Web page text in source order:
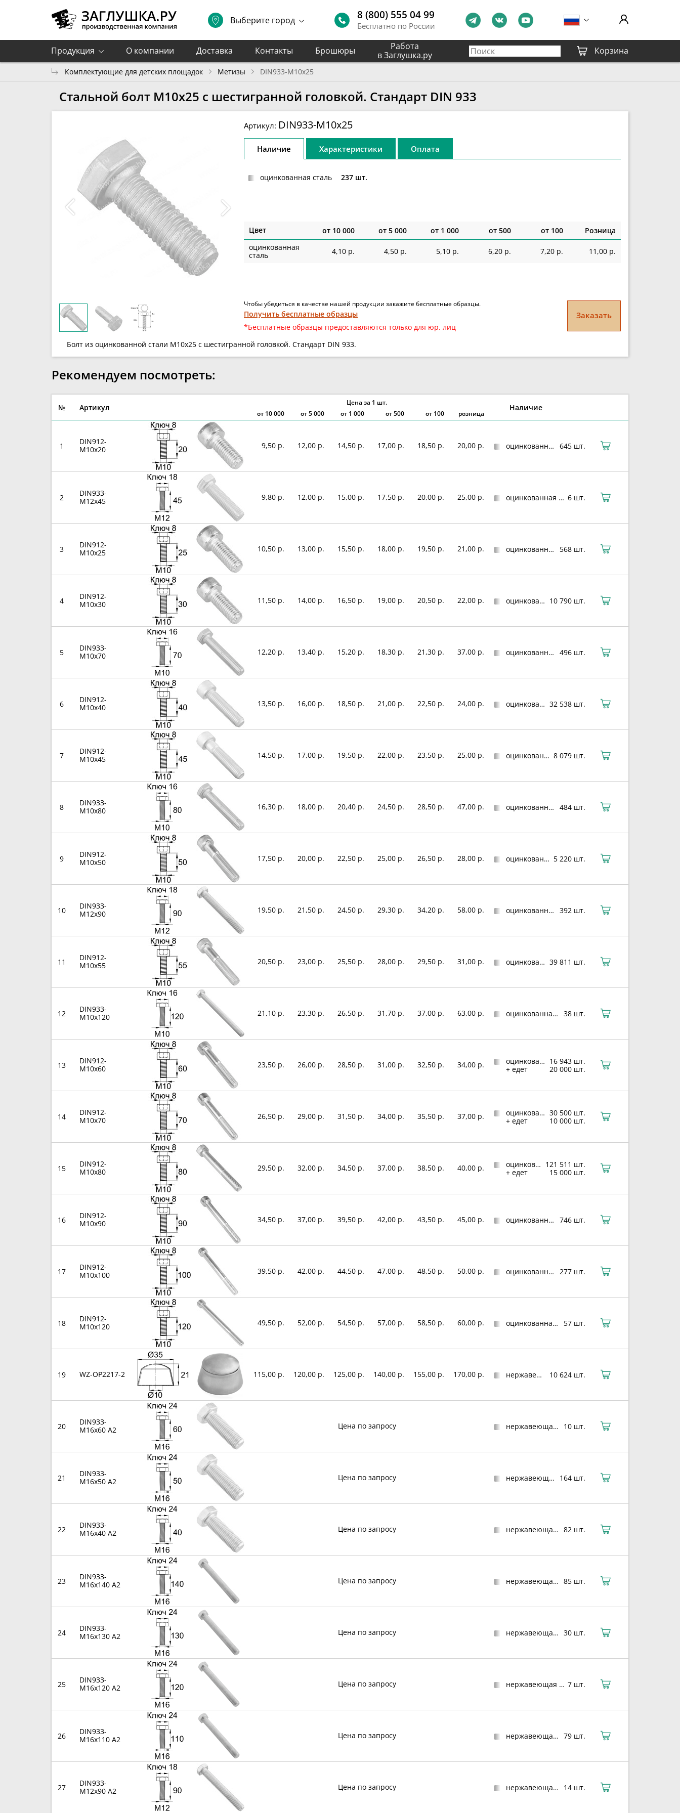
Выберите город 8 (800) 555 04 99
Бесплатно по России
Продукция О компании Доставка Контакты Брошюры
Работа
в Заглушка.ру
Корзина
Комплектующие для детских площадок Метизы DIN933-M10x25
Стальной болт М10х25 с шестигранной головкой. Стандарт DIN 933
Артикул: DIN933-M10x25
Наличие Характеристики Оплата
оцинкованная сталь 237 шт.
Цвет от 10 000 от 5 000 от 1 000 от 500 от 100
Розница
оцинкованная
сталь
4,10 р. 4,50 р. 5,10 р. 6,20 р. 7,20 р. 11,00 р.
Чтобы убедиться в качестве нашей продукции закажите бесплатные образцы.
Получить бесплатные образцы
*Бесплатные образцы предоставляются только для юр. лиц
Заказать
Болт из оцинкованной стали М10х25 c шестигранной головкой. Стандарт DIN 933.
Рекомендуем посмотреть:
№ Артикул
Цена за 1 шт.
Наличие
от 10 000 от5 000 от 1 000 от 500 от 100 розница
1
DIN912-
M10x20
9,50 р. 12,00 р. 14,50 р. 17,00 р. 18,50 р. 20,00 р. оцинкованная сталь 645 шт.
2
DIN933-
M12x45
9,80 р. 12,00 р. 15,00 р. 17,50 р. 20,00 р. 25,00 р. оцинкованная сталь 6 шт.
3
DIN912-
M10x25
10,50 р. 13,00 р. 15,50 р. 18,00 р. 19,50 р. 21,00 р. оцинкованная сталь 568 шт.
4
DIN912-
M10x30
11,50 р. 14,00 р. 16,50 р. 19,00 р. 20,50 р. 22,00 р. оцинкованная сталь 10 790 шт.
5
DIN933-
M10x70
12,20 р. 13,40 р. 15,20 р. 18,30 р. 21,30 р. 37,00 р. оцинкованная сталь 496 шт.
6
DIN912-
M10x40
13,50 р. 16,00 р. 18,50 р. 21,00 р. 22,50 р. 24,00 р. оцинкованная сталь 32 538 шт.
7
DIN912-
M10x45
14,50 р. 17,00 р. 19,50 р. 22,00 р. 23,50 р. 25,00 р. оцинкованная сталь 8 079 шт.
8
DIN933-
M10x80
16,30 р. 18,00 р. 20,40 р. 24,50 р. 28,50 р. 47,00 р. оцинкованная сталь 484 шт.
9
DIN912-
M10x50
17,50 р. 20,00 р. 22,50 р. 25,00 р. 26,50 р. 28,00 р. оцинкованная сталь 5 220 шт.
10
DIN933-
M12x90
19,50 р. 21,50 р. 24,50 р. 29,30 р. 34,20 р. 58,00 р. оцинкованная сталь 392 шт.
11
DIN912-
M10x55
20,50 р. 23,00 р. 25,50 р. 28,00 р. 29,50 р. 31,00 р. оцинкованная сталь 39 811 шт.
12
DIN933-
M10x120
21,10 р. 23,30 р. 26,50 р. 31,70 р. 37,00 р. 63,00 р. оцинкованная сталь 38 шт.
13
DIN912-
M10x60
23,50 р. 26,00 р. 28,50 р. 31,00 р. 32,50 р. 34,00 р. оцинкованная сталь
16 943 шт.
+ едет
20 000 шт.
14
DIN912-
M10x70
26,50 р. 29,00 р. 31,50 р. 34,00 р. 35,50 р. 37,00 р. оцинкованная сталь
30 500 шт.
+ едет
10 000 шт.
15
DIN912-
M10x80
29,50 р. 32,00 р. 34,50 р. 37,00 р. 38,50 р. 40,00 р. оцинкованная сталь
121 511 шт.
+ едет
15 000 шт.
16
DIN912-
M10x90
34,50 р. 37,00 р. 39,50 р. 42,00 р. 43,50 р. 45,00 р. оцинкованная сталь 746 шт.
17
DIN912-
M10x100
39,50 р. 42,00 р. 44,50 р. 47,00 р. 48,50 р. 50,00 р. оцинкованная сталь 277 шт.
18
DIN912-
M10x120
49,50 р. 52,00 р. 54,50 р. 57,00 р. 58,50 р. 60,00 р. оцинкованная сталь 57 шт.
19 WZ-OP2217-2 115,00 р. 120,00 р. 125,00 р. 140,00 р. 155,00 р. 170,00 р. нержавеющая сталь 10 624 шт.
20
DIN933-
M16x60 A2
Цена по запросу нержавеющая сталь 10 шт.
21
DIN933-
M16x50 A2
Цена по запросу нержавеющая сталь 164 шт.
22
DIN933-
M16x40 A2
Цена по запросу нержавеющая сталь 82 шт.
23
DIN933-
M16x140 A2
Цена по запросу нержавеющая сталь 85 шт.
24
DIN933-
M16x130 A2
Цена по запросу нержавеющая сталь 30 шт.
25
DIN933-
M16x120 A2
Цена по запросу нержавеющая сталь 7 шт.
26
DIN933-
M16x110 A2
Цена по запросу нержавеющая сталь 79 шт.
27
DIN933-
M12x90 A2
Цена по запросу нержавеющая сталь 14 шт.